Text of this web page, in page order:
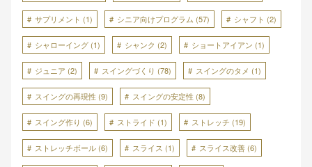
サプリメント (1) シニア向けプログラム (57) シャフト (2)
シャローイング (1) シャンク (2) ショートアイアン (1)
ジュニア (2) スイングづくり (78) スイングのタメ (1)
スイングの再現性 (9) スイングの安定性 (8)
スイング作り (6) ストライド (1) ストレッチ (19)
ストレッチボール (6) スライス (1) スライス改善 (6)